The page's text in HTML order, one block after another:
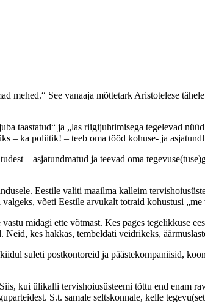
See vanaaja mõttetark Aristotelese
taastatud“ ja „las riigijuhtimisega tegelevad
– ka poliitik! – teeb oma tööd kohuse- ja
– asjatundmatud ja teevad oma
Eestile valiti maailma kalleim
võeti Eestile arvukalt totraid kohustusi „me
midagi ette võtmast. Kes pages tegelikkuse
Neid, kes hakkas, tembeldati veidrikeks,
suleti postkontoreid ja päästekompaniisid,
kui ülikalli tervishoiusüsteemi tõttu end enam
S.t. samale seltskonnale, kelle